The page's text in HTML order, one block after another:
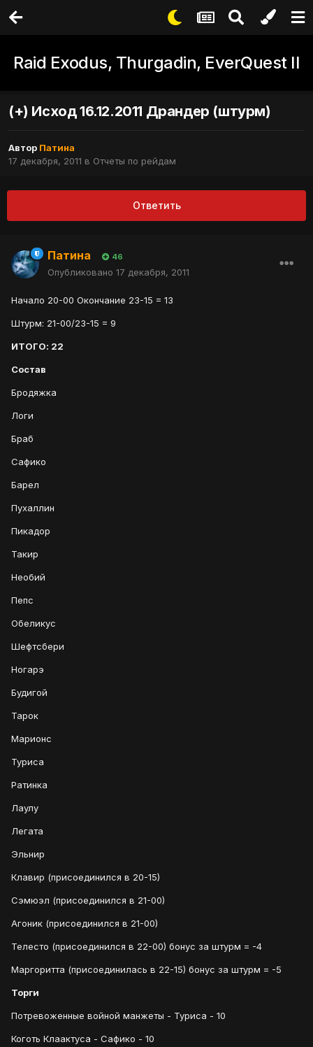
Raid Exodus, Thurgadin, EverQuest II
(+) Исход 16.12.2011 Драндер (штурм)
Автор Патина
17 декабря, 2011 в Отчеты по рейдам
Ответить
Патина 46
Опубликовано 17 декабря, 2011
Начало 20-00 Окончание 23-15 = 13
Штурм: 21-00/23-15 = 9
ИТОГО: 22
Состав
Бродяжка
Логи
Браб
Сафико
Барел
Пухаллин
Пикадор
Такир
Необий
Пепс
Обеликус
Шефтсбери
Ногарэ
Будигой
Тарок
Марионс
Туриса
Ратинка
Лаулу
Легата
Эльнир
Клавир (присоединился в 20-15)
Сэмюэл (присоединился в 21-00)
Агоник (присоединился в 21-00)
Телесто (присоединился в 22-00) бонус за штурм = -4
Маргоритта (присоединилась в 22-15) бонус за штурм = -5
Торги
Потревоженные войной манжеты - Туриса - 10
Коготь Клаактуса - Сафико - 10